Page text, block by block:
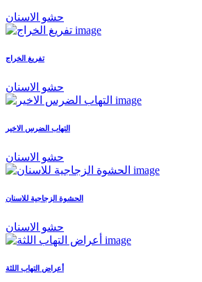
حشو الاسنان
تفريغ الخراج
حشو الاسنان
التهاب الضرس الاخير
حشو الاسنان
الحشوة الزجاجية للاسنان
حشو الاسنان
أعراض التهاب اللثة